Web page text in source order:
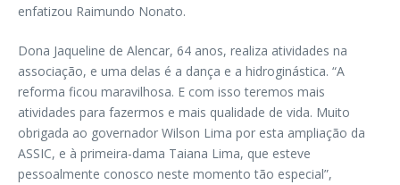
enfatizou Raimundo Nonato.
Dona Jaqueline de Alencar, 64 anos, realiza atividades na
associação, e uma delas é a dança e a hidroginástica. “A
reforma ficou maravilhosa. E com isso teremos mais
atividades para fazermos e mais qualidade de vida. Muito
obrigada ao governador Wilson Lima por esta ampliação da
ASSIC, e à primeira-dama Taiana Lima, que esteve
pessoalmente conosco neste momento tão especial”,